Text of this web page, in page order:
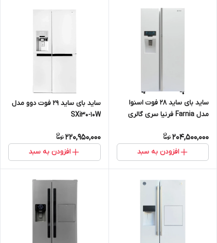
ساید بای ساید 28 فوت اسنوا
مدل Farnia فرنیا سری گالری
204,500,000
افزودن به سبد
ساید بای ساید 29 فوت دوو مدل
SXi30-10W
220,950,000
افزودن به سبد